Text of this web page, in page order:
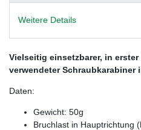
Weitere Details
Vielseitig einsetzbarer, in
verwendeter Schraubkarabiner
Daten:
Gewicht: 50g
Bruchlast in Hauptrichtung